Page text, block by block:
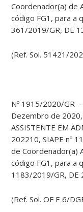
Coordenador(a) de
código FG1, para a
361/2019/GR, DE
(Ref. Sol. 51421/
Nº 1915/2020/GR
Dezembro de
ASSISTENTE EM
202210, SIAPE nº
de Coordenador(a)
código FG1, para a
1183/2019/GR, DE
(Ref. Sol. OF E 6/